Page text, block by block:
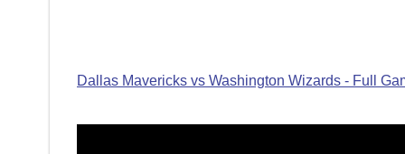
Dallas Mavericks vs Washington Wizards - Full